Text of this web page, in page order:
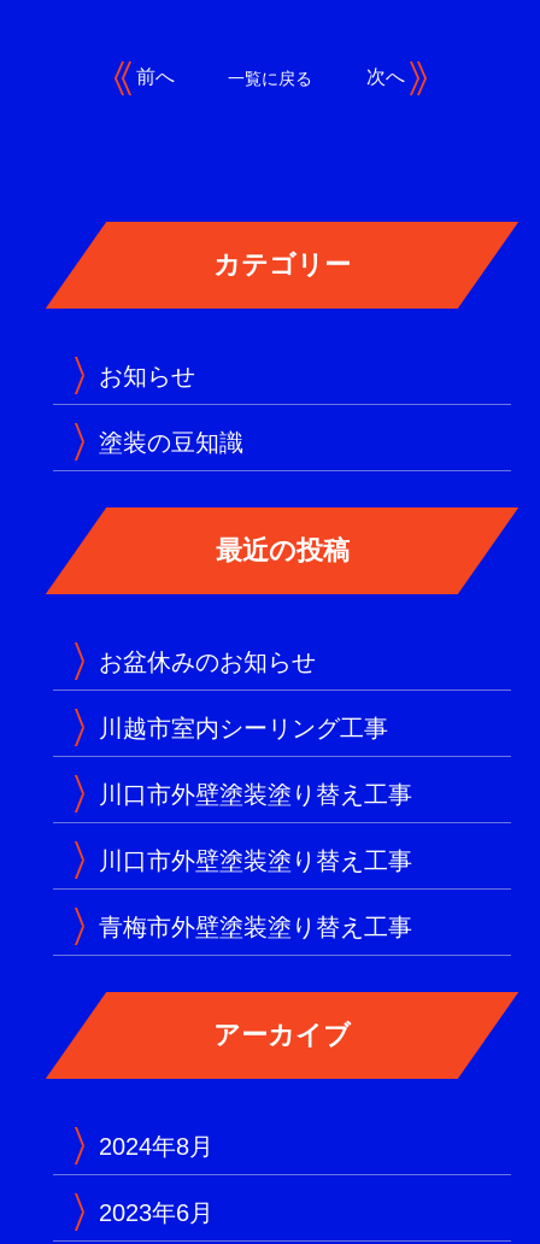
前へ 一覧に戻る 次へ
お知らせ
塗装の豆知識
お盆休みのお知らせ
川越市室内シーリング工事
川口市外壁塗装塗り替え工事
川口市外壁塗装塗り替え工事
青梅市外壁塗装塗り替え工事
2024年8月
2023年6月